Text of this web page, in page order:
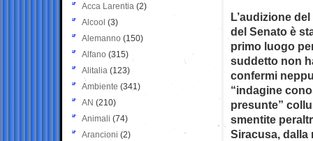
L’audizione
del Senato è
primo luogo
suddetto non
confermi
“indagine
presunte”
smentite
Siracusa, dalla
Acca Larentia (2)
Alcool (3)
Alemanno (150)
Alfano (315)
Alitalia (123)
Ambiente (341)
AN (210)
Animali (74)
Arancioni (2)